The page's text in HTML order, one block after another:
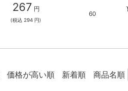
267 円
(税込 294 円)
60
価格が高い順 新着順 商品名順